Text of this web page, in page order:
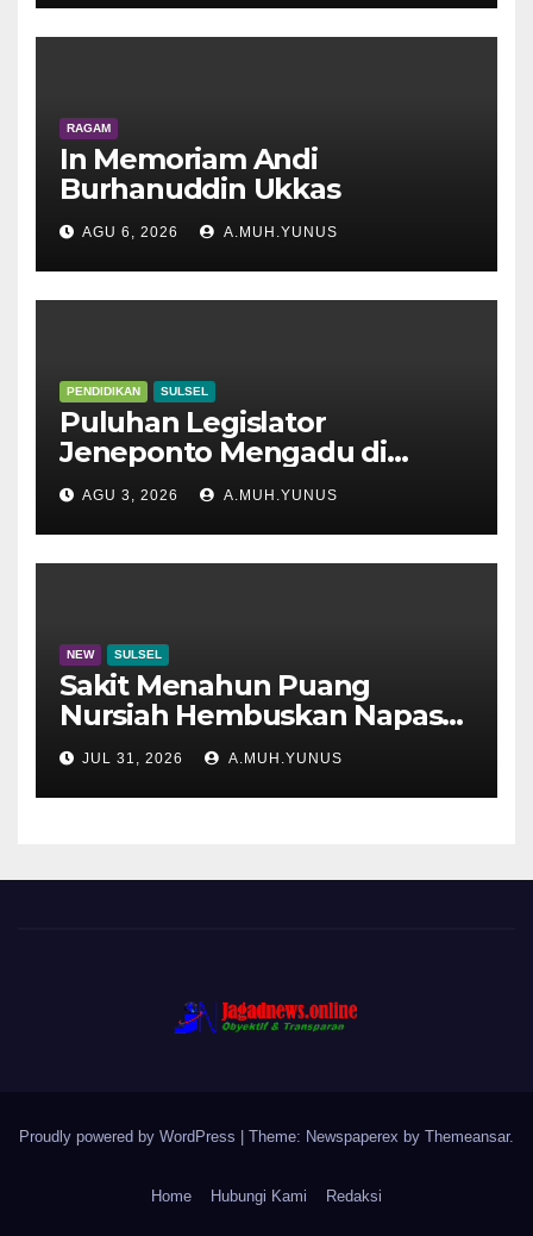
RAGAM
In Memoriam Andi
Burhanuddin Ukkas
AGU 6, 2026 A.MUH.YUNUS
PENDIDIKAN SULSEL
Puluhan Legislator
Jeneponto Mengadu di
Disdik Sulsel
AGU 3, 2026 A.MUH.YUNUS
NEW SULSEL
Sakit Menahun Puang
Nursiah Hembuskan Napas
Terakhir
JUL 31, 2026 A.MUH.YUNUS
Proudly powered by WordPress Theme: Newspaperex by Themeansar.
Home Hubungi Kami Redaksi